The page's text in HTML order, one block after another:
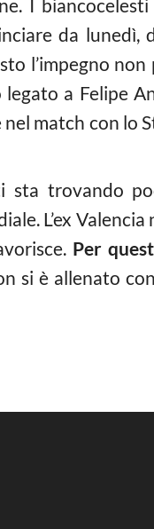
I
da lunedì,
l’impegno
a Felipe
match con lo
sta trovando
L’ex Valencia
Per
si è allenato